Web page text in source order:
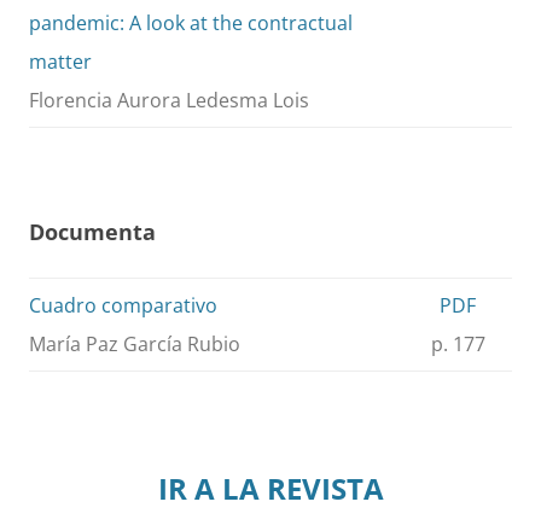
pandemic: A look at the contractual
matter
Florencia Aurora Ledesma Lois
Documenta
Cuadro comparativo
María Paz García Rubio
PDF
p. 177
IR A LA REVISTA